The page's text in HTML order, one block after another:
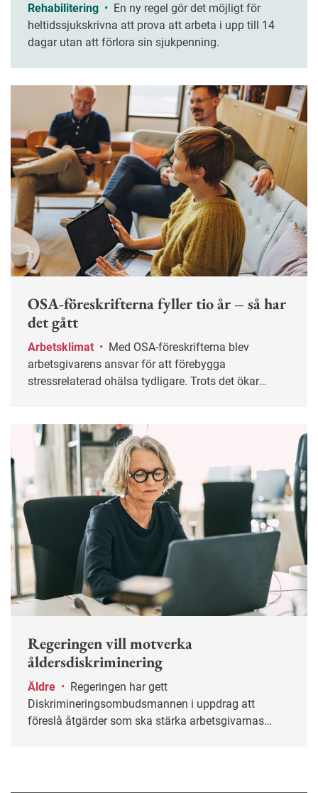
Rehabilitering •
heltidssjukskrivna att prova att arbeta i upp till 14
dagar utan att förlora sin sjukpenning.
OSA-föreskrifterna fyller tio år – så har
det gått
Arbetsklimat •
arbetsgivarens ansvar för att förebygga
stressrelaterad ohälsa tydligare. Trots det ökar
Regeringen vill motverka
åldersdiskriminering
Äldre •
Diskrimineringsombudsmannen i uppdrag att
föreslå åtgärder som ska stärka arbetsgivarnas